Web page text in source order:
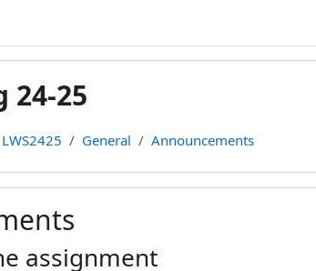
24-25
LWS2425 General Announcements
assignment